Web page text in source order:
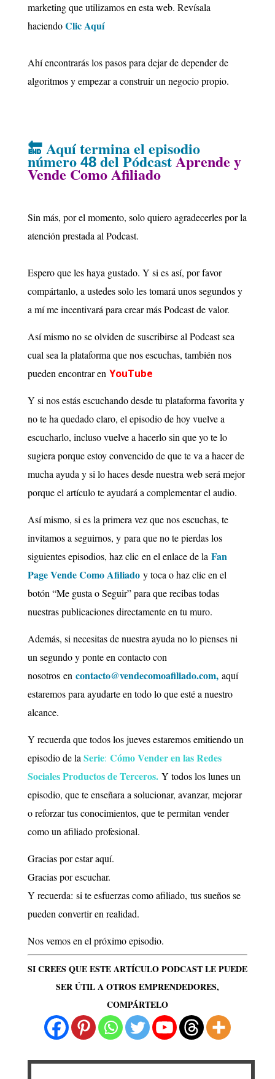
marketing que utilizamos en esta web. Revísala
haciendoClic Aquí
Ahí encontrarás los pasos para dejar de depender de
algoritmos y empezar a construir un negocio propio.
🔚Aquí termina el episodio
número 48del PódcastAprende y
Vende Como Afiliado
Sin más, por el momento, solo quiero agradecerles por la
atención prestada al Podcast.
Espero que les haya gustado. Y si es así, por favor
compártanlo, a ustedes solo les tomará unos segundos y
a mí me incentivará para crear más Podcast de valor.
Así mismo no se olviden de suscribirse al Podcast sea
cual sea la plataforma que nos escuchas, también nos
pueden encontrar en YouTube
Y si nos estás escuchando desde tu plataforma favorita y
no te ha quedado claro, el episodio de hoy vuelve a
escucharlo, incluso vuelve a hacerlo sin que yo te lo
sugiera porque estoy convencido de que te va a hacer de
mucha ayuda y si lo haces desde nuestra web será mejor
porque el artículo te ayudará a complementar el audio.
Así mismo, si es la primera vez que nos escuchas, te
invitamos a seguirnos, y para que no te pierdas los
siguientes episodios, haz clic en el enlace de la Fan
Page Vende Como Afiliado y toca o haz clic en el
botón “Me gusta o Seguir” para que recibas todas
nuestras publicaciones directamente en tu muro.
Además, si necesitas de nuestra ayuda no lo pienses ni
un segundo y ponte en contacto con
nosotros en contacto@vendecomoafiliado.com,aquí
estaremos para ayudarte en todo lo que esté a nuestro
alcance.
Y recuerda que todos los jueves estaremos emitiendo un
episodio de la Serie: Cómo Vender en las Redes
Sociales Productos de Terceros.Y todos los lunes un
episodio, que te enseñara a solucionar, avanzar, mejorar
o reforzar tus conocimientos, que te permitan vender
como un afiliado profesional.
Gracias por estar aquí.
Gracias por escuchar.
Y recuerda: si te esfuerzas como afiliado, tus sueños se
pueden convertir en realidad.
Nos vemos en el próximo episodio.
SI CREES QUE ESTE ARTÍCULO PODCAST LE PUEDE
SER ÚTIL A OTROS EMPRENDEDORES,
COMPÁRTELO